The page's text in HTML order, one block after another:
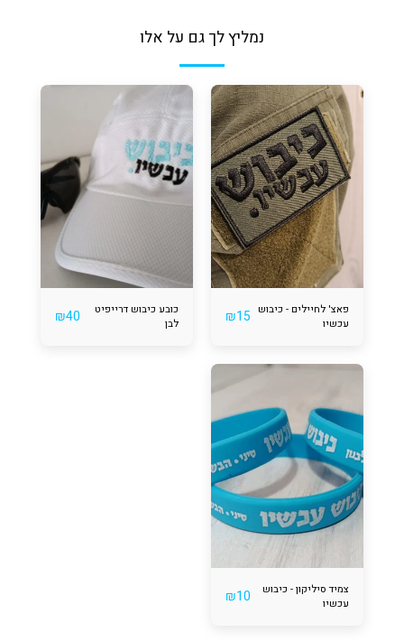
נמליץ לך גם על אלו
פאצ' לחיילים - כיבוש
עכשיו
₪15
כובע כיבוש דרייפיט
לבן
₪40
צמיד סיליקון - כיבוש
עכשיו
₪10